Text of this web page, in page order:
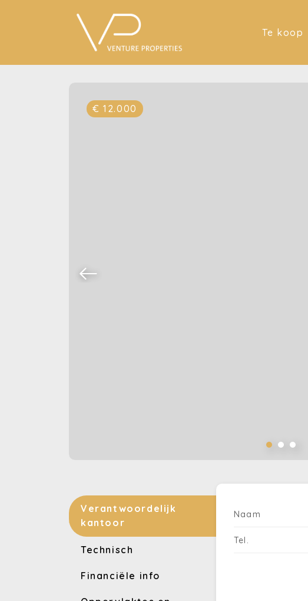
Te koop
€ 12.000
Verantwoordelijk
kantoor
Technisch
Financiële info
Naam
Tel.